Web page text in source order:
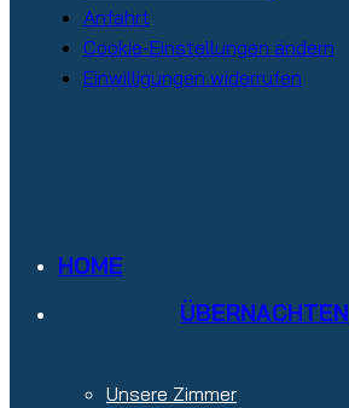
Anfahrt
Cookie-Einstellungen ändern
Einwilligungen widerrufen
HOME
ÜBERNACHTEN
Unsere Zimmer